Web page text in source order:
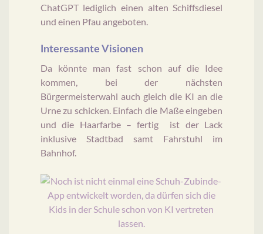
ChatGPT lediglich einen alten Schiffsdiesel
und einen Pfau angeboten.
Interessante Visionen
Da könnte man fast schon auf die Idee
kommen, bei der nächsten
Bürgermeisterwahl auch gleich die KI an die
Urne zu schicken. Einfach die Maße eingeben
und die Haarfarbe – fertig ist der Lack
inklusive Stadtbad samt Fahrstuhl im
Bahnhof.